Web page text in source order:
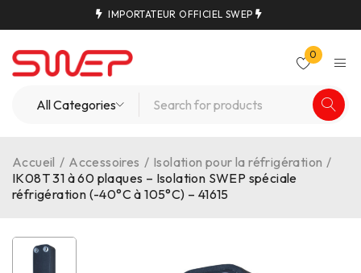
IMPORTATEUR OFFICIEL SWEP
0
Accueil / Accessoires / Isolation pour la réfrigération /
IK08T 31 à 60 plaques – Isolation SWEP spéciale
réfrigération (-40°C à 105°C) – 41615